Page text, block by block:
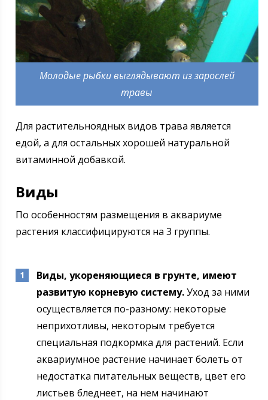
Молодые рыбки выглядывают из зарослей
травы
Для растительноядных видов трава является
едой, а для остальных хорошей натуральной
витаминной добавкой.
Виды
По особенностям размещения в аквариуме
растения классифицируются на 3 группы.
Виды, укореняющиеся в грунте, имеют
развитую корневую систему.Уход за ними
осуществляется по-разному: некоторые
неприхотливы, некоторым требуется
специальная подкормка для растений. Если
аквариумное растение начинает болеть от
недостатка питательных веществ, цвет его
листьев бледнеет, на нем начинают